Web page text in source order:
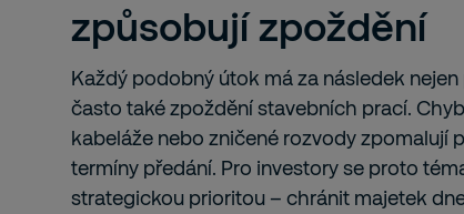
způsobují zpoždění
Každý podobný útok má za následek
často také zpoždění stavebních prací.
kabeláže nebo zničené rozvody zpomalují
termíny předání. Pro investory se proto
strategickou prioritou – chránit majetek